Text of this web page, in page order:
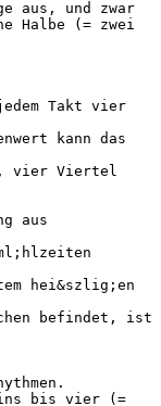
aus, und zwar
Halbe (= zwei
Takt vier
kann das
vier Viertel
aus
hei&szlig;en
befindet, ist
bis vier (=